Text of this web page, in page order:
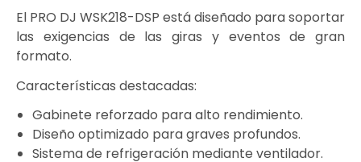
El PRO DJ WSK218-DSP está diseñado para soportar
las exigencias de las giras y eventos de gran
formato.
Características destacadas:
Gabinete reforzado para alto rendimiento.
Diseño optimizado para graves profundos.
Sistema de refrigeración mediante ventilador.